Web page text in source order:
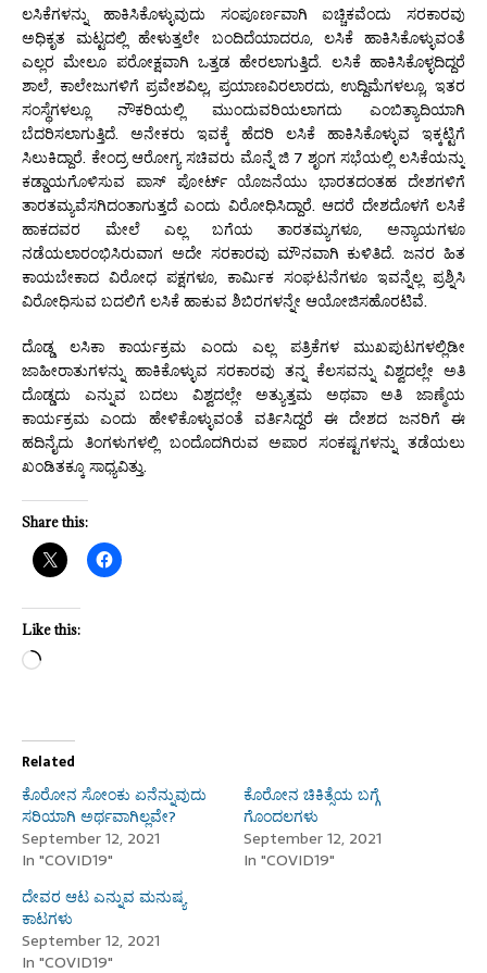
ಲಸಿಕೆಗಳನ್ನು ಹಾಕಿಸಿಕೊಳ್ಳುವುದು ಸಂಪೂರ್ಣವಾಗಿ ಐಚ್ಚಿಕವೆಂದು ಸರಕಾರವು
ಅಧಿಕೃತ ಮಟ್ಟದಲ್ಲಿ ಹೇಳುತ್ತಲೇ ಬಂದಿದೆಯಾದರೂ, ಲಸಿಕೆ ಹಾಕಿಸಿಕೊಳ್ಳುವಂತೆ
ಎಲ್ಲರ ಮೇಲೂ ಪರೋಕ್ಷವಾಗಿ ಒತ್ತಡ ಹೇರಲಾಗುತ್ತಿದೆ. ಲಸಿಕೆ ಹಾಕಿಸಿಕೊಳ್ಳದಿದ್ದರೆ
ಶಾಲೆ, ಕಾಲೇಜುಗಳಿಗೆ ಪ್ರವೇಶವಿಲ್ಲ, ಪ್ರಯಾಣವಿರಲಾರದು, ಉದ್ದಿಮೆಗಳಲ್ಲೂ, ಇತರ
ಸಂಸ್ಥೆಗಳಲ್ಲೂ ನೌಕರಿಯಲ್ಲಿ ಮುಂದುವರಿಯಲಾಗದು ಎಂಬಿತ್ಯಾದಿಯಾಗಿ
ಬೆದರಿಸಲಾಗುತ್ತಿದೆ. ಅನೇಕರು ಇವಕ್ಕೆ ಹೆದರಿ ಲಸಿಕೆ ಹಾಕಿಸಿಕೊಳ್ಳುವ ಇಕ್ಕಟ್ಟಿಗೆ
ಸಿಲುಕಿದ್ದಾರೆ. ಕೇಂದ್ರ ಆರೋಗ್ಯ ಸಚಿವರು ಮೊನ್ನೆ ಜಿ 7 ಶೃಂಗ ಸಭೆಯಲ್ಲಿ ಲಸಿಕೆಯನ್ನು
ಕಡ್ಡಾಯಗೊಳಿಸುವ ಪಾಸ್ ಪೋರ್ಟ್ ಯೊಜನೆಯು ಭಾರತದಂತಹ ದೇಶಗಳಿಗೆ
ತಾರತಮ್ಯವೆಸಗಿದಂತಾಗುತ್ತದೆ ಎಂದು ವಿರೋಧಿಸಿದ್ದಾರೆ. ಆದರೆ ದೇಶದೊಳಗೆ ಲಸಿಕೆ
ಹಾಕದವರ ಮೇಲೆ ಎಲ್ಲ ಬಗೆಯ ತಾರತಮ್ಯಗಳೂ, ಅನ್ಯಾಯಗಳೂ
ನಡೆಯಲಾರಂಭಿಸಿರುವಾಗ ಅದೇ ಸರಕಾರವು ಮೌನವಾಗಿ ಕುಳಿತಿದೆ. ಜನರ ಹಿತ
ಕಾಯಬೇಕಾದ ವಿರೋಧ ಪಕ್ಷಗಳೂ, ಕಾರ್ಮಿಕ ಸಂಘಟನೆಗಳೂ ಇವನ್ನೆಲ್ಲ ಪ್ರಶ್ನಿಸಿ
ವಿರೋಧಿಸುವ ಬದಲಿಗೆ ಲಸಿಕೆ ಹಾಕುವ ಶಿಬಿರಗಳನ್ನೇ ಆಯೋಜಿಸಹೊರಟಿವೆ.
ದೊಡ್ಡ ಲಸಿಕಾ ಕಾರ್ಯಕ್ರಮ ಎಂದು ಎಲ್ಲ ಪತ್ರಿಕೆಗಳ ಮುಖಪುಟಗಳಲ್ಲಿಡೀ
ಜಾಹೀರಾತುಗಳನ್ನು ಹಾಕಿಕೊಳ್ಳುವ ಸರಕಾರವು ತನ್ನ ಕೆಲಸವನ್ನುವಿಶ್ವದಲ್ಲೇ ಅತಿ
ದೊಡ್ಡದು ಎನ್ನುವ ಬದಲು ವಿಶ್ವದಲ್ಲೇ ಅತ್ಯುತ್ತಮ ಅಥವಾ ಅತಿ ಜಾಣ್ಮೆಯ
ಕಾರ್ಯಕ್ರಮ ಎಂದು ಹೇಳಿಕೊಳ್ಳುವಂತೆ ವರ್ತಿಸಿದ್ದರೆ ಈ ದೇಶದ ಜನರಿಗೆ ಈ
ಹದಿನೈದು ತಿಂಗಳುಗಳಲ್ಲಿ ಬಂದೊದಗಿರುವ ಅಪಾರ ಸಂಕಷ್ಟಗಳನ್ನು ತಡೆಯಲು
ಖಂಡಿತಕ್ಕೂ ಸಾಧ್ಯವಿತ್ತು.
Share this:
Like this:
Related
ಕೊರೋನ ಸೋಂಕು ಏನೆನ್ನುವುದು
ಸರಿಯಾಗಿ ಅರ್ಥವಾಗಿಲ್ಲವೇ?
September 12, 2021
In "COVID19"
ಕೊರೋನ ಚಿಕಿತ್ಸೆಯ ಬಗ್ಗೆ
ಗೊಂದಲಗಳು
September 12, 2021
In "COVID19"
ದೇವರ ಆಟ ಎನ್ನುವ ಮನುಷ್ಯ
ಕಾಟಗಳು
September 12, 2021
In "COVID19"